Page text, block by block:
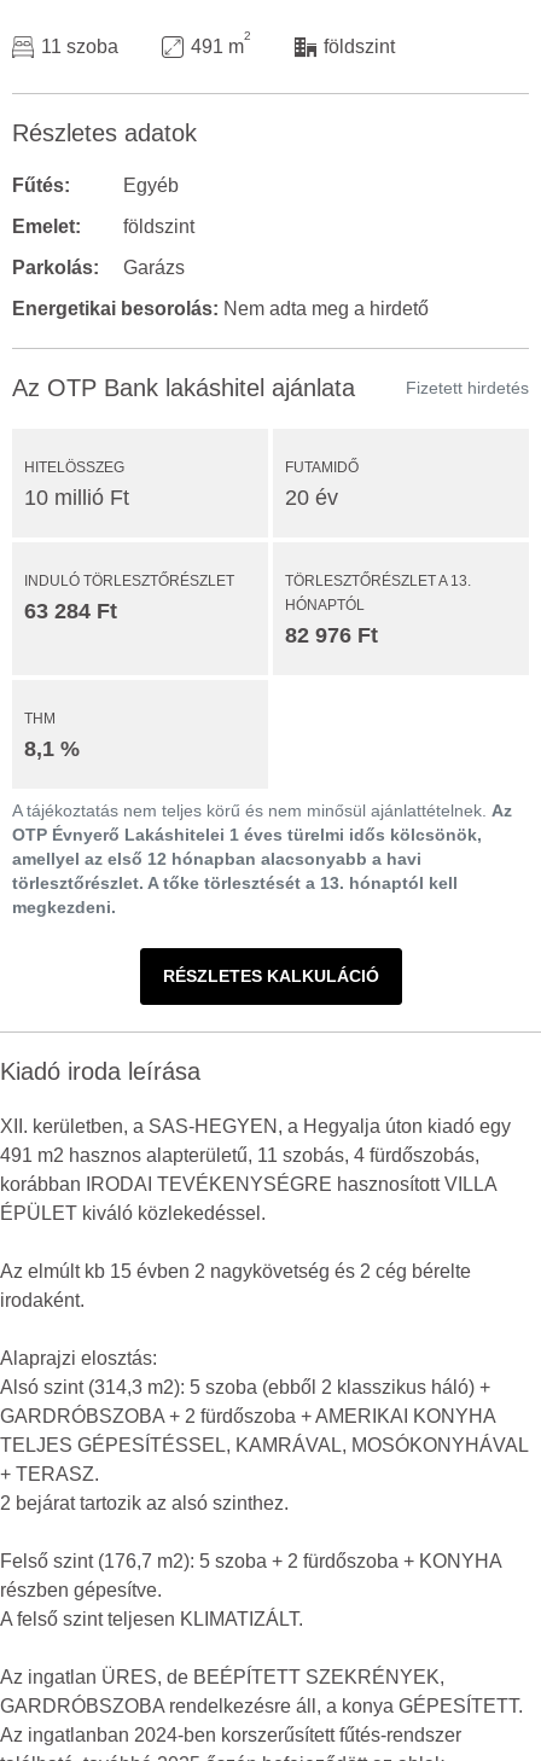
11 szoba 491 m
2
földszint
Részletes adatok
Fűtés:
Egyéb
Emelet:
földszint
Parkolás:
Garázs
Energetikai besorolás: Nem adta meg a hirdető
Az OTP Bank lakáshitel ajánlata Fizetett hirdetés
HITELÖSSZEG
10 millió Ft
FUTAMIDŐ
20 év
INDULÓ TÖRLESZTŐRÉSZLET
63 284 Ft
TÖRLESZTŐRÉSZLET A 13.
HÓNAPTÓL
82 976 Ft
THM
8,1 %
A tájékoztatás nem teljes körű és nem minősül ajánlattételnek. Az
OTP Évnyerő Lakáshitelei 1 éves türelmi idős kölcsönök,
amellyel az első 12 hónapban alacsonyabb a havi
törlesztőrészlet. A tőke törlesztését a 13. hónaptól kell
megkezdeni.
RÉSZLETES KALKULÁCIÓ
Kiadó iroda leírása
XII. kerületben, a SAS-HEGYEN, a Hegyalja úton kiadó egy
491 m2 hasznos alapterületű, 11 szobás, 4 fürdőszobás,
korábban IRODAI TEVÉKENYSÉGRE hasznosított VILLA
ÉPÜLET kiváló közlekedéssel.
Az elmúlt kb 15 évben 2 nagykövetség és 2 cég bérelte
irodaként.
Alaprajzi elosztás:
Alsó szint (314,3 m2): 5 szoba (ebből 2 klasszikus háló) +
GARDRÓBSZOBA + 2 fürdőszoba + AMERIKAI KONYHA
TELJES GÉPESÍTÉSSEL, KAMRÁVAL, MOSÓKONYHÁVAL
+ TERASZ.
2 bejárat tartozik az alsó szinthez.
Felső szint (176,7 m2): 5 szoba + 2 fürdőszoba + KONYHA
részben gépesítve.
A felső szint teljesen KLIMATIZÁLT.
Az ingatlan ÜRES, de BEÉPÍTETT SZEKRÉNYEK,
GARDRÓBSZOBA rendelkezésre áll, a konya GÉPESÍTETT.
Az ingatlanban 2024-ben korszerűsített fűtés-rendszer